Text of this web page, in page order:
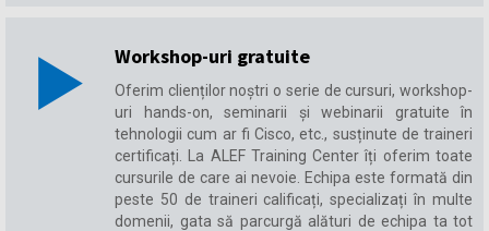
Workshop-uri gratuite
Oferim clienților noștri o serie de cursuri, workshop-
uri hands-on, seminarii și webinarii gratuite în
tehnologii cum ar fi Cisco, etc., susținute de traineri
certificați. La ALEF Training Center îți oferim toate
cursurile de care ai nevoie. Echipa este formată din
peste 50 de traineri calificați, specializați în multe
domenii, gata să parcurgă alături de echipa ta tot